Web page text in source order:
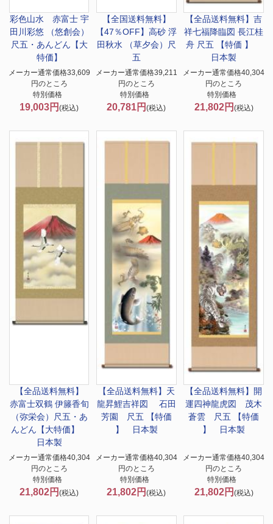
彩色山水 赤富士 宇
田川彩悠 （悠創会）
尺五・あんどん【大
特価】
メーカー通常価格33,609
円のところ
特別価格
19,003円(税込)
【全国送料無料】
【47％OFF】高砂 浮
田秋水 （草夕会）尺
五
メーカー通常価格39,211
円のところ
特別価格
20,781円(税込)
【全品送料無料】吉
祥七福降臨図 長江桂
舟 尺五 【特価 】
日本製
メーカー通常価格40,304
円のところ
特別価格
21,802円 (税込)
【全品送料無料】
赤富士双鶴 伊籐香旬
（弥栄会）尺五・あ
んどん【大特価】
日本製
メーカー通常価格40,304
円のところ
特別価格
21,802円(税込)
【全品送料無料】 天
龍昇鯉吉祥図 石田
芳園 尺五 【特価
】 日本製
メーカー通常価格40,304
円のところ
特別価格
21,802円(税込)
【全品送料無料】 開
運四神龍虎図 茂木
蒼雲 尺五 【特価
】 日本製
メーカー通常価格40,304
円のところ
特別価格
21,802円 (税込)